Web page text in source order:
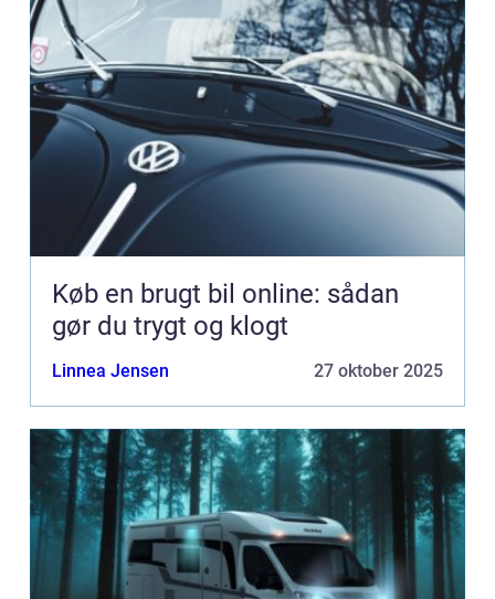
Køb en brugt bil online: sådan
gør du trygt og klogt
Linnea Jensen 27 oktober 2025